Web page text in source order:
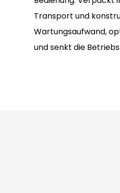
Transport und
Wartungsaufwand,
und senkt die